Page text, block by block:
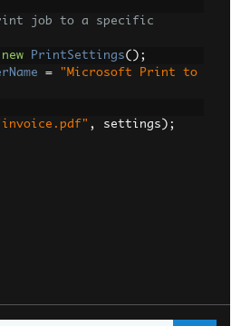
job to a specific
new PrintSettings();
=
"Microsoft Print to
, settings );